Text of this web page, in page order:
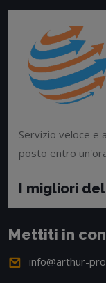
Servizio veloce e
posto entro
I migliori
Mettiti in
info@arthur-